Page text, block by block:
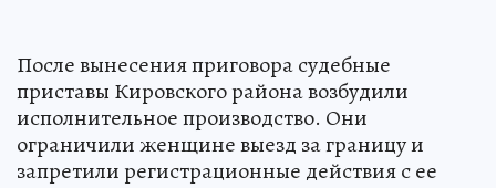
После вынесения приговора судебные
приставы Кировского района возбудили
исполнительное производство. Они
ограничили женщине выезд за границу и
запретили регистрационные действия с ее